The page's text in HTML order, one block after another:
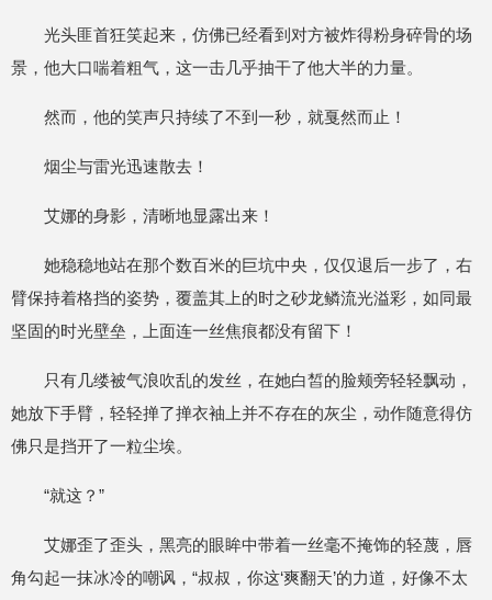
光头匪首狂笑起来，仿佛已经看到对方被炸得粉身碎骨的场
景，他大口喘着粗气，这一击几乎抽干了他大半的力量。
然而，他的笑声只持续了不到一秒，就戛然而止！
烟尘与雷光迅速散去！
艾娜的身影，清晰地显露出来！
她稳稳地站在那个数百米的巨坑中央，仅仅退后一步了，右
臂保持着格挡的姿势，覆盖其上的时之砂龙鳞流光溢彩，如同最
坚固的时光壁垒，上面连一丝焦痕都没有留下！
只有几缕被气浪吹乱的发丝，在她白皙的脸颊旁轻轻飘动，
她放下手臂，轻轻掸了掸衣袖上并不存在的灰尘，动作随意得仿
佛只是挡开了一粒尘埃。
“就这？”
艾娜歪了歪头，黑亮的眼眸中带着一丝毫不掩饰的轻蔑，唇
角勾起一抹冰冷的嘲讽，“叔叔，你这‘爽翻天’的力道，好像不太